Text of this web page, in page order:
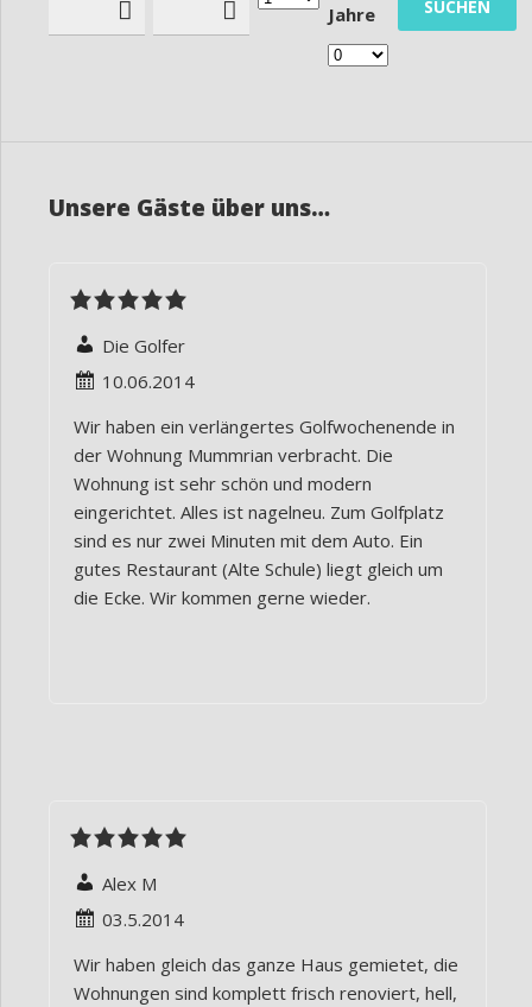
Jahre
Unsere Gäste über uns…
Die Golfer
10.06.2014
Wir haben ein verlängertes Golfwochenende in
der Wohnung Mummrian verbracht. Die
Wohnung ist sehr schön und modern
eingerichtet. Alles ist nagelneu. Zum Golfplatz
sind es nur zwei Minuten mit dem Auto. Ein
gutes Restaurant (Alte Schule) liegt gleich um
die Ecke. Wir kommen gerne wieder.
Alex M
03.5.2014
Wir haben gleich das ganze Haus gemietet, die
Wohnungen sind komplett frisch renoviert, hell,